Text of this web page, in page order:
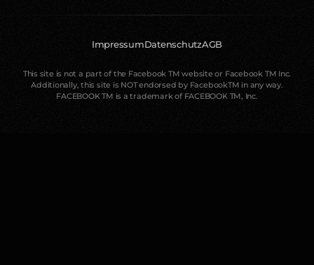
ImpressumDatenschutzAGB
This site is not a part of the Facebook TM website or Facebook TM Inc.
Additionally, this site is NOT endorsed by FacebookTM in any way.
FACEBOOK TM is a trademark of FACEBOOK TM, Inc.